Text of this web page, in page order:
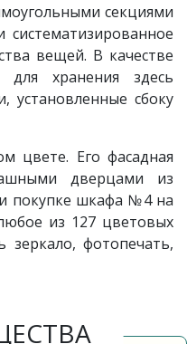
секциями
систематизированное
вещей. В качестве
для хранения здесь
установленные сбоку
цвете. Его фасадная
дверцами из
покупке шкафа №4 на
из 127 цветовых
зеркало, фотопечать,